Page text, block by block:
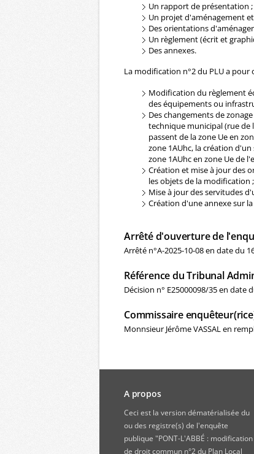
Un rapport de présentation ;
Un projet d'aménagement
Des orientations
Un règlement (écrit et
Des annexes.
La modification n°2 du PLU a
Modification du règlement
des équipements ou
Des changements de
technique municipal (rue de
passent de la zone Ue en
zone 1AUhc, la création
zone 1AUhc en zone Ue de
Création et mise à jour des
les objets de la modification ;
Mise à jour des servitudes
Création d'une annexe sur
Arrêté d'ouverture de
Arrêté n°A-2025-10-08 en date du
Référence du Tribunal
Décision n° E25000098/35 en
Commissaire
Monnsieur Jérôme VASSAL en
A propos
Ceci est la version dématérialisée du
ou des registre(s) de l'enquête
publique "PONT-L'ABBÉ : modification
de droit commun n°2 du Plan Local